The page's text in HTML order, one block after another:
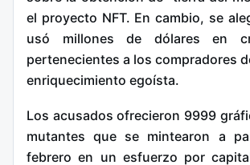
el proyecto NFT. En cambio, se
usó millones de dólares en
pertenecientes a los compradores
enriquecimiento egoísta.
Los acusados ofrecieron 9999
mutantes que se mintearon a
febrero en un esfuerzo por